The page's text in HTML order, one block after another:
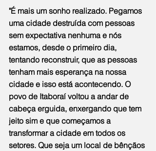
"É mais um sonho realizado. Pegamos
uma cidade destruída com pessoas
sem expectativa nenhuma e nós
estamos, desde o primeiro dia,
tentando reconstruir, que as pessoas
tenham mais esperança na nossa
cidade e isso está acontecendo. O
povo de Itaboraí voltou a andar de
cabeça erguida, enxergando que tem
jeito sim e que começamos a
transformar a cidade em todos os
setores. Que seja um local de bênçãos